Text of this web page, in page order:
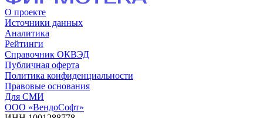
О проекте
Источники данных
Аналитика
Рейтинги
Справочник ОКВЭД
Публичная оферта
Политика конфиденциальности
Правовые основания
Для СМИ
ООО «ВендоСофт»